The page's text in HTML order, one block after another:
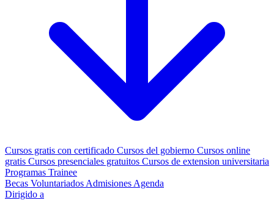
Cursos gratis con certificado Cursos del gobierno Cursos online
gratis Cursos presenciales gratuitos Cursos de extension universitaria
Programas Trainee
Becas Voluntariados Admisiones Agenda
Dirigido a